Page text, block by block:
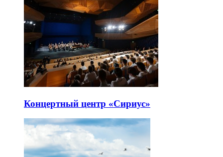
Концертный центр «Сириус»